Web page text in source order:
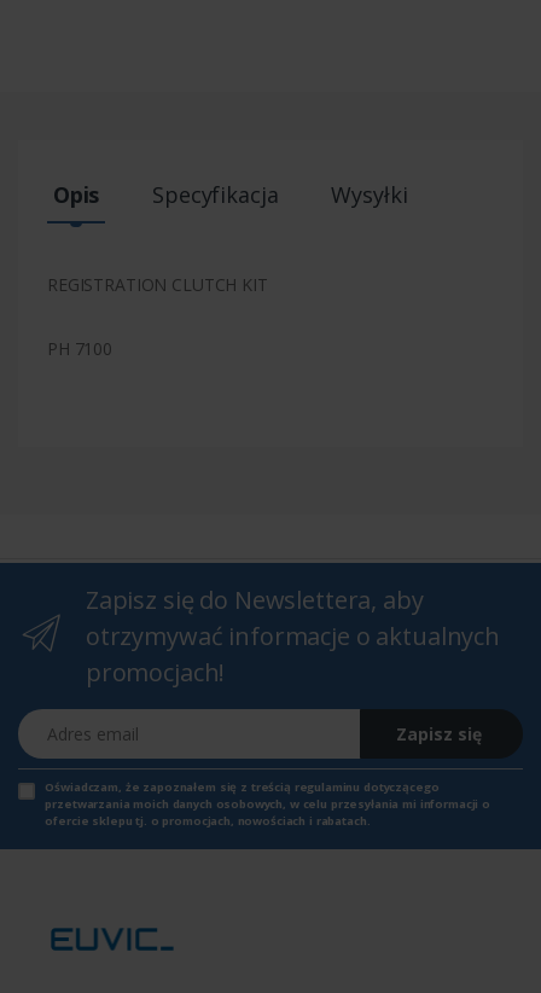
Opis Specyfikacja Wysyłki
REGISTRATION CLUTCH KIT
PH 7100
Zapisz się do Newslettera, aby
otrzymywać informacje o aktualnych
promocjach!
Adres email
Zapisz się
Oświadczam, że zapoznałem się z treścią regulaminu dotyczącego
przetwarzania moich danych osobowych, w celu przesyłania mi informacji o
ofercie sklepu tj. o promocjach, nowościach i rabatach.